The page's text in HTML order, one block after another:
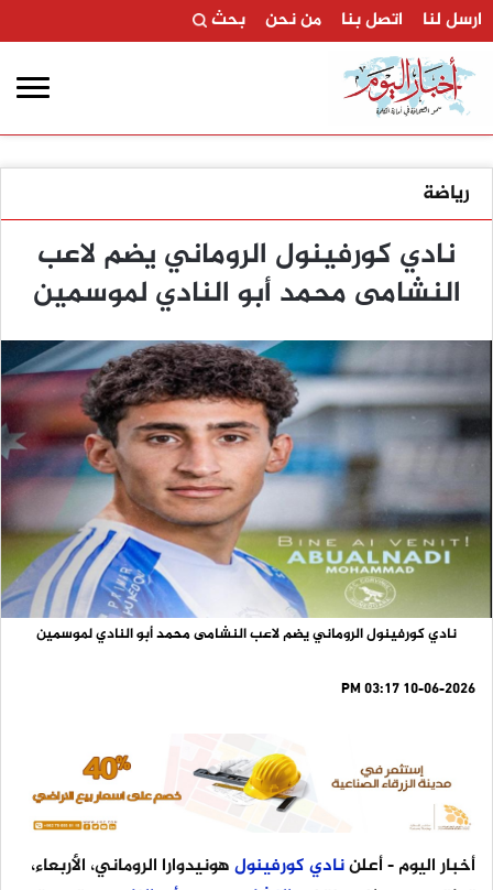
ارسل لنا اتصل بنا من نحن بحث
رياضة
نادي كورفينول الروماني يضم لاعب
النشامى محمد أبو النادي لموسمين
نادي كورفينول الروماني يضم لاعب النشامى محمد أبو النادي لموسمين
10-06-2026 03:17 PM
أخبار اليوم- أعلنناديكورفينولهونيدوارا الروماني، الأربعاء،